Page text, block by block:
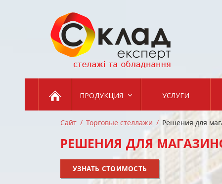
ПРОДУКЦИЯ УСЛУГИ
Сайт Торговые стеллажи Решения для
РЕШЕНИЯ ДЛЯ
УЗНАТЬ СТОИМОСТЬ